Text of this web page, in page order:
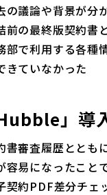
の議論や背景が分
前の最終版契約書
部で利用する各種
きていなかった
Hubble」導
書審査履歴ととも
容易になったこと
契約PDF差分チェ